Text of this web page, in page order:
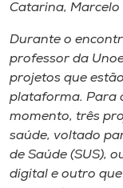
A+
Catarina, Marcelo
Durante o
professor da
projetos que
plataforma. Para
momento, três
saúde, voltado
de Saúde (SUS),
digital e outro